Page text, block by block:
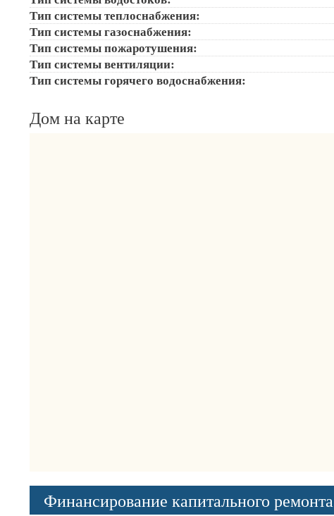
Тип системы теплоснабжения:
Тип системы газоснабжения:
Тип системы пожаротушения:
Тип системы вентиляции:
Тип системы горячего водоснабжения:
Дом на карте
Финансирование капитального ремонта